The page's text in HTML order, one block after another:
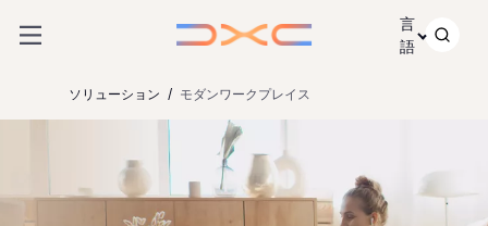
言
語
ソリューション モダンワークプレイス